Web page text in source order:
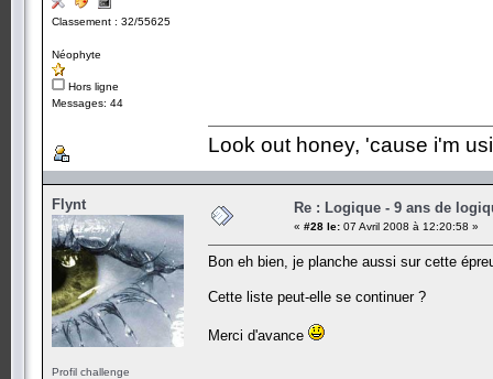
Classement : 32/55625
Néophyte
Hors ligne
Messages: 44
Look out honey, 'cause i'm
Flynt
Profil challenge
Re : Logique - 9 ans de
« #28 le: 07 Avril 2008 à 12:20:58 »
Bon eh bien, je planche aussi sur cette
Cette liste peut-elle se continuer ?
Merci d'avance